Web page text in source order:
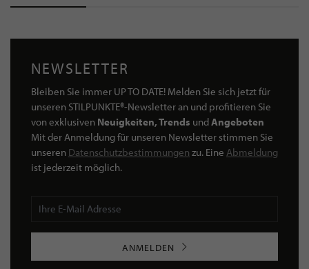
NEWSLETTER
Bleiben Sie immer UP TO DATE! Melden Sie sich jetzt für
unseren STILPUNKTE®-Newsletter an und profitieren Sie
von exklusiven Neuigkeiten, Trends undAngeboten
Mit der Anmeldung für unseren Newsletter stimmen Sie
unseren Datenschutzbestimmungen zu. Eine Abmeldung
ist jederzeit möglich.
ANMELDEN